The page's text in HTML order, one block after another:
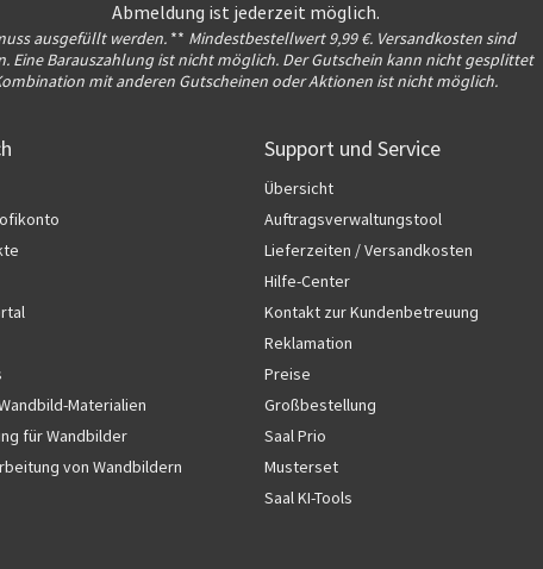
Abmeldung ist jederzeit möglich.
ausgefüllt werden. ** Mindestbestellwert 9,99 €. Versandkosten sind
Eine Barauszahlung ist nicht möglich. Der Gutschein kann nicht gesplittet
mit anderen Gutscheinen oder Aktionen ist nicht möglich.
Materialien
für Wandbilder
von Wandbildern
Support und Service
Übersicht
Auftragsverwaltungstool
Lieferzeiten / Versandkosten
Hilfe-Center
Kontakt zur Kundenbetreuung
Reklamation
Preise
Großbestellung
Saal Prio
Musterset
Saal KI-Tools